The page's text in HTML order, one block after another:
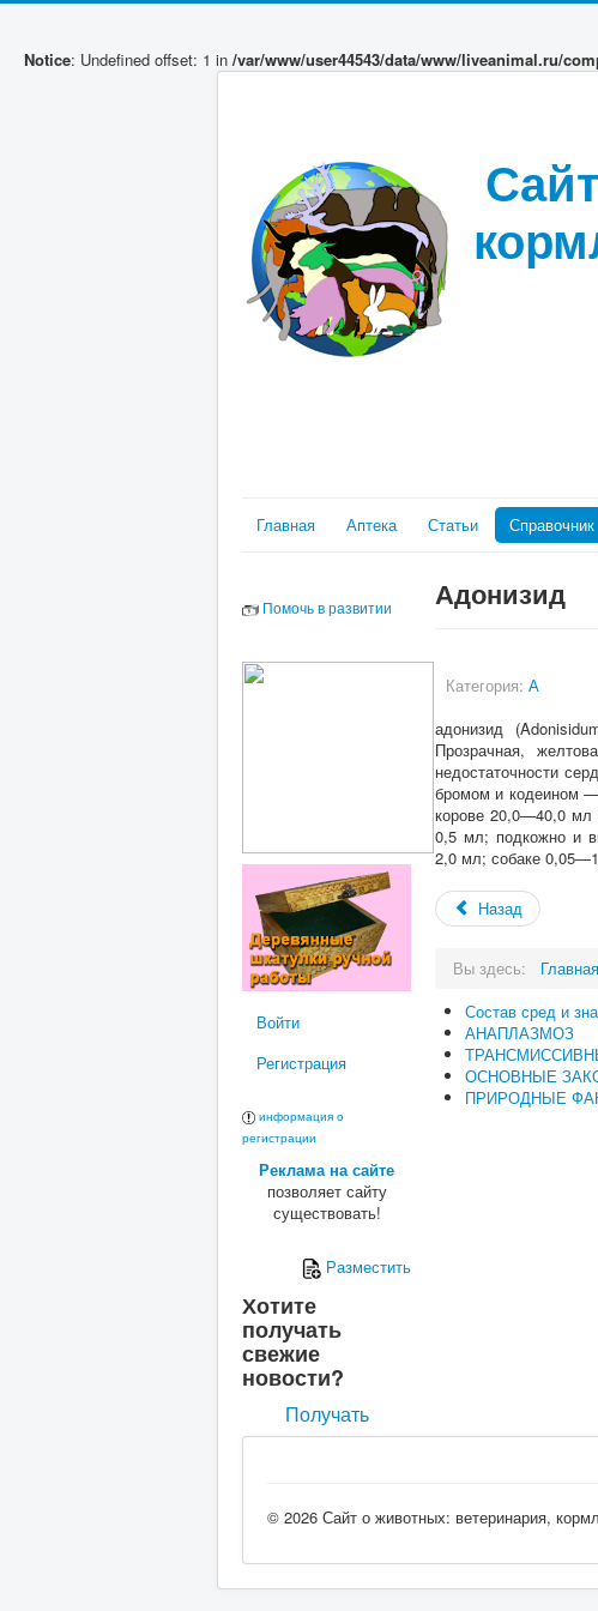
Notice: Undefined offset: 1 in /var/www/user44543/data/www/liveanimal.ru/
Главная Аптека Статьи Справочник
Помочь в развитии
Войти
Регистрация
информация о
регистрации
Реклама на сайте
позволяет сайту
существовать!
Разместить
Хотите
получать
свежие
новости?
Получать
Адонизид
Категория: А
адонизид (
Прозрачная,
недостаточности
бромом и кодеином —
корове 20,0—40,0 мл
0,5 мл; подкожно и
2,0 мл; собаке
Назад
Вы здесь: Главная
Состав сред и
АНАПЛАЗМОЗ
ОСНОВНЫЕ
ПРИРОДНЫЕ
© 2026 Сайт о животных: ветеринария,